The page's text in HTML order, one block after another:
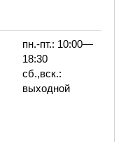
пн.-пт.: 10:00—
18:30
сб.,вск.:
выходной